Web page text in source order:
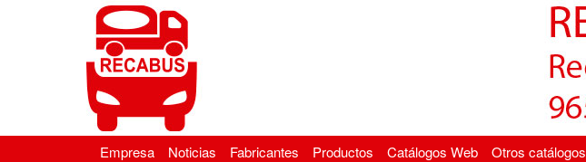
Empresa Noticias Fabricantes Productos Catálogos Web Otros catálogos